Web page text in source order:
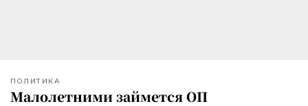
ПОЛИТИКА
Малолетними займется ОП